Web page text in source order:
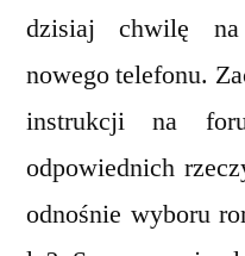
dzisiaj chwilę na
nowego telefonu.
instrukcji na
odpowiednich
odnośnie wyboru